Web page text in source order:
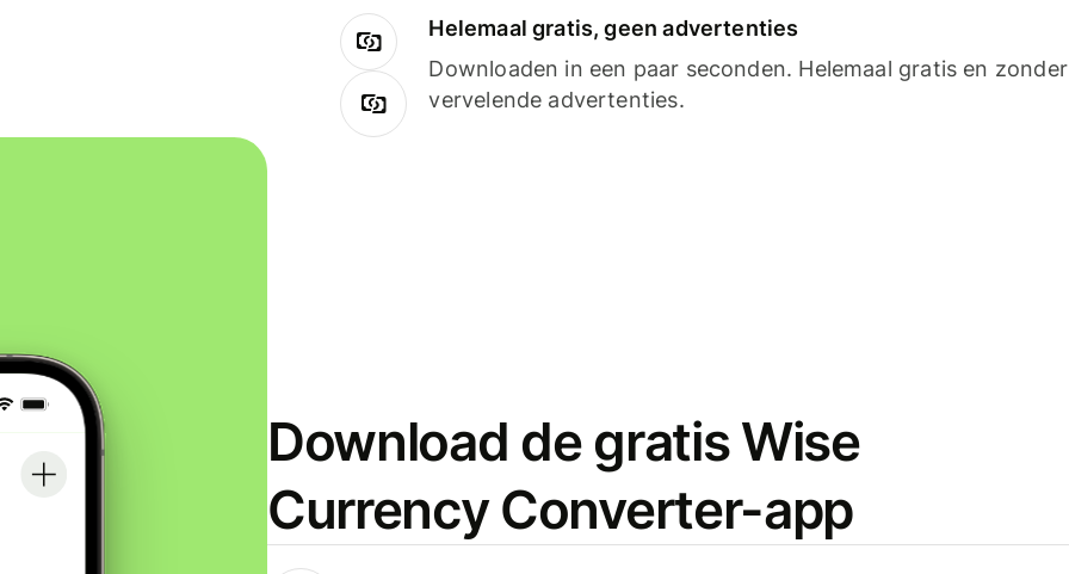
Helemaal gratis, geen advertenties
Downloaden in een paar seconden. Helemaal gratis en zonder
vervelende advertenties.
Download de gratis Wise
Currency Converter-app